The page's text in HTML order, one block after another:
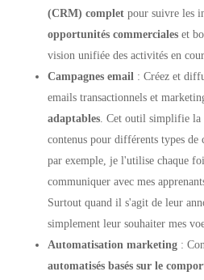
(CRM) completpour suivre les
opportunités commercialeset
vision unifiée des activités en
Campagnes email: Créez et
emails transactionnels et
adaptables. Cet outil simplifie la
contenus pour différents types de
par exemple, je l'utilise chaque
communiquer avec mes
Surtout quand il s'agit de leur
simplement leur souhaiter mes
Automatisation marketing:
automatisés basés sur le